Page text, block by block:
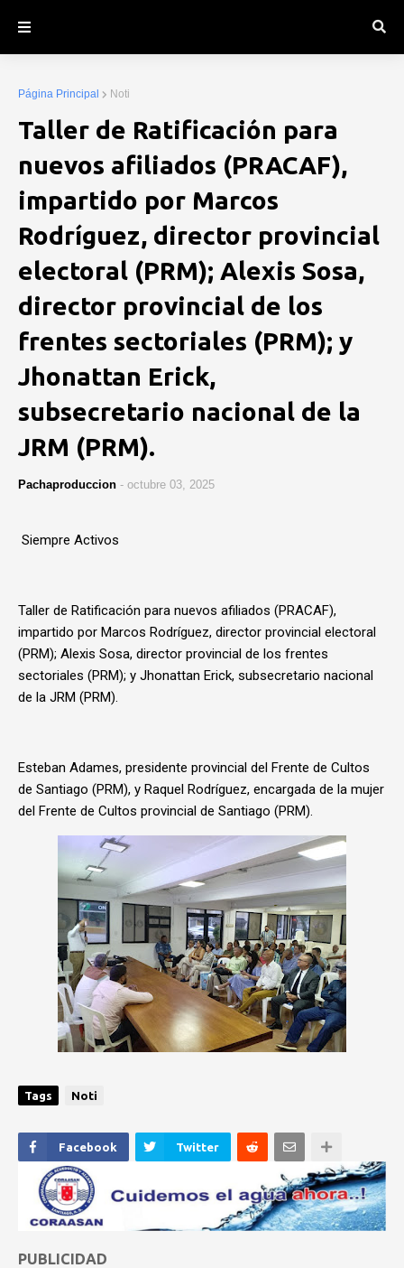
Página Principal Noti
Taller de Ratificación para
nuevos afiliados (PRACAF),
impartido por Marcos
Rodríguez, director provincial
electoral (PRM); Alexis Sosa,
director provincial de los
frentes sectoriales (PRM); y
Jhonattan Erick,
subsecretario nacional de la
JRM (PRM).
Pachaproduccion - octubre 03, 2025
Siempre Activos
Taller de Ratificación para nuevos afiliados (PRACAF),
impartido por Marcos Rodríguez, director provincial electoral
(PRM); Alexis Sosa, director provincial de los frentes
sectoriales (PRM); y Jhonattan Erick, subsecretario nacional
de la JRM (PRM).
Esteban Adames, presidente provincial del Frente de Cultos
de Santiago (PRM), y Raquel Rodríguez, encargada de la mujer
del Frente de Cultos provincial de Santiago (PRM).
Tags Noti
Facebook Twitter
PUBLICIDAD